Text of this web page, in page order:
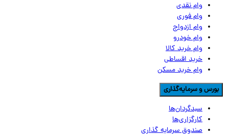
وام نقدی
وام فوری
وام ازدواج
وام خودرو
وام خرید کالا
خرید اقساطی
وام خرید مسکن
و سرمایه‌گذاری
سبدگردان‌ها
کارگزاری‌ها
صندوق سرمایه گذاری